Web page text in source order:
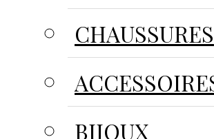
CHAUSSURES
BIJOUX